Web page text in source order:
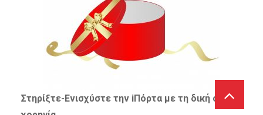
Στηρίξτε- Ενισχύστετην iΠόρτα με τη δική σας